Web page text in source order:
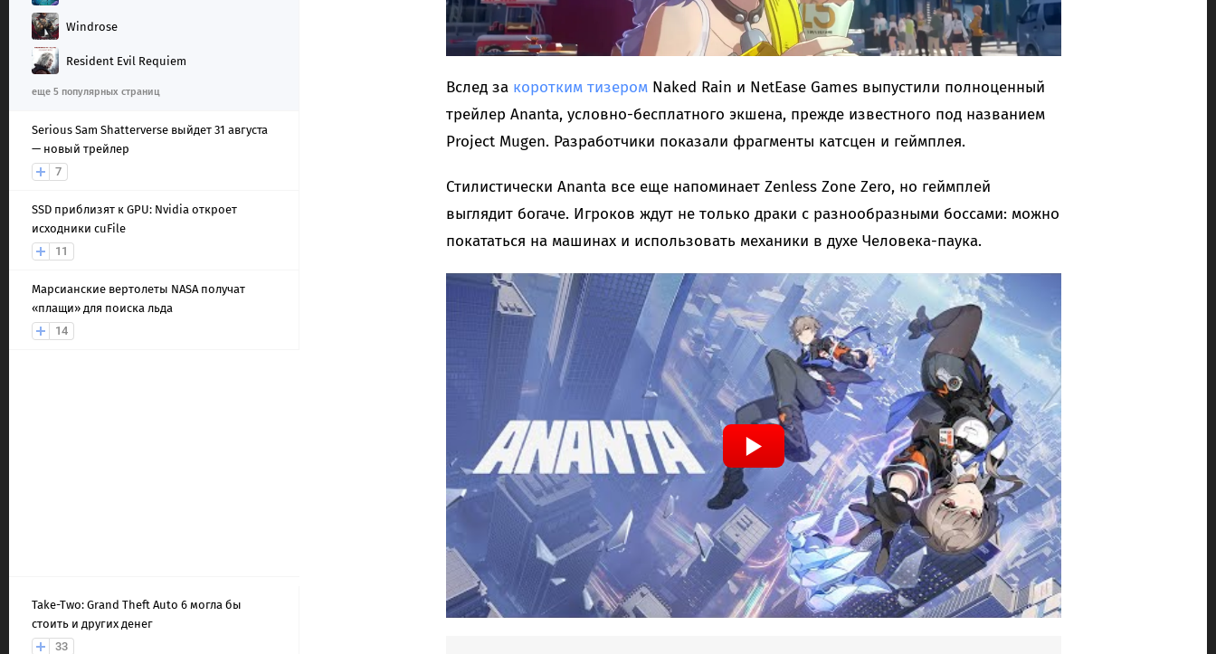
Windrose
Resident Evil Requiem
еще 5 популярных страниц
Serious Sam Shatterverse выйдет 31 августа
— новый трейлер
7
SSD приблизят к GPU: Nvidia откроет
исходники cuFile
11
Марсианские вертолеты NASA получат
«плащи» для поиска льда
14
Take-Two: Grand Theft Auto 6 могла бы
стоить и других денег
33
Вслед за коротким тизеромNaked Rain и NetEase Games выпустили полноценный
трейлер Ananta, условно-бесплатного экшена, прежде известного под названием
Project Mugen. Разработчики показали фрагменты катсцен и геймплея.
Стилистически Ananta все еще напоминает Zenless Zone Zero, но геймплей
выглядит богаче. Игроков ждут не только драки с разнообразными боссами: можно
покататься на машинах и использовать механики в духе Человека-паука.